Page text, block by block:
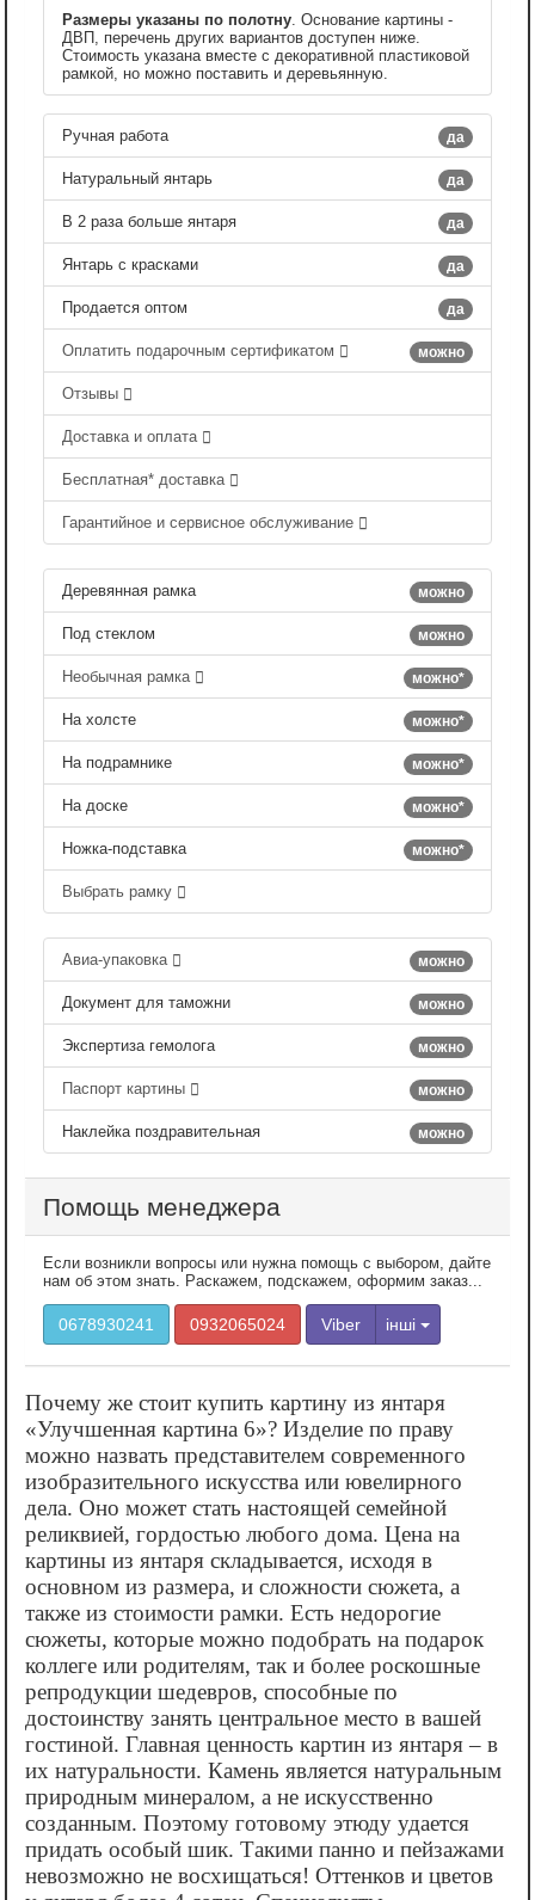
Размеры указаны по полотну . Основание картины -
ДВП, перечень других вариантов доступен ниже.
Стоимость указана вместе с декоративной пластиковой
рамкой, но можно поставить и деревьянную.
да
Ручная работа
да
Натуральный янтарь
да
В 2 раза больше янтаря
да
Янтарь с красками
да
Продается оптом
можно
Оплатить подарочным сертификатом
Отзывы
Доставка и оплата
Бесплатная* доставка
Гарантийное и сервисное обслуживание
можно
Деревянная рамка
можно
Под стеклом
можно*
Необычная рамка
можно*
На холсте
можно*
На подрамнике
можно*
На доске
можно*
Ножка-подставка
Выбрать рамку
можно
Авиа-упаковка
можно
Документ для таможни
можно
Экспертиза гемолога
можно
Паспорт картины
можно
Наклейка поздравительная
Помощь менеджера
Если возникли вопросы или нужна помощь с выбором, дайте
нам об этом знать. Раскажем, подскажем, оформим заказ...
0678930241 0932065024 Viber інші
Почему же стоит купить картину из янтаря
«‎Улучшенная картина 6»? Изделие по праву
можно назвать представителем современного
изобразительного искусства или ювелирного
дела. Оно может стать настоящей семейной
реликвией, гордостью любого дома. Цена на
картины из янтаря складывается, исходя в
основном из размера, и сложности сюжета, а
также из стоимости рамки. Есть недорогие
сюжеты, которые можно подобрать на подарок
коллеге или родителям, так и более роскошные
репродукции шедевров, способные по
достоинству занять центральное место в вашей
гостиной. Главная ценность картин из янтаря – в
их натуральности. Камень является натуральным
природным минералом, а не искусственно
созданным. Поэтому готовому этюду удается
придать особый шик. Такими панно и пейзажами
невозможно не восхищаться! Оттенков и цветов